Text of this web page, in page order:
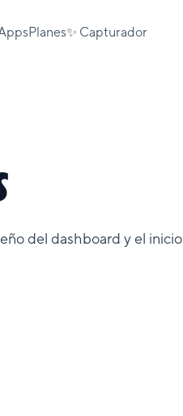
Planes✨ Capturador
del dashboard y el inicio